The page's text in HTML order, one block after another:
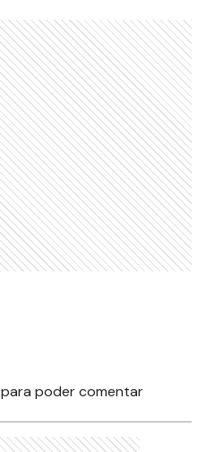
para poder comentar